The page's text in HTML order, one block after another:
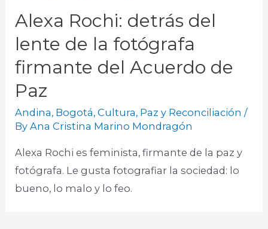
Alexa Rochi: detrás del
lente de la fotógrafa
firmante del Acuerdo de
Paz
Andina, Bogotá,Cultura, Paz y Reconciliación /
ByAna Cristina Marino Mondragón
Alexa Rochi es feminista, firmante de la paz y
fotógrafa. Le gusta fotografiar la sociedad: lo
bueno, lo malo y lo feo.​